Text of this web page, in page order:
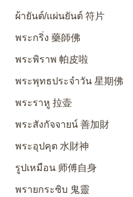
ผ้ายันต์/แผ่นยันต์ 符片
พระกริ่ง 藥師佛
พระพิราพ 帕皮啦
พระพุทธประจำวัน 星期佛
พระราหู 拉壶
พระสังกัจจายน์ 善加財
พระอุปคุต 水財神
รูปเหมือน 师傅自身
พรายกระซิบ 鬼靈